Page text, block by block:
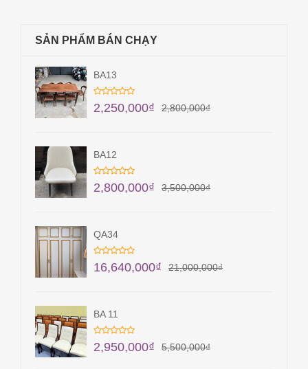
SẢN PHẨM BÁN CHẠY
BA13
2,800,000₫
2,250,000₫
BA12
3,500,000₫
2,800,000₫
QA34
21,000,000₫
16,640,000₫
BA 11
5,500,000₫
2,950,000₫